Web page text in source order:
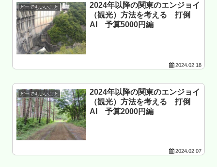
どーでもいいこと
2024年以降の関東のエンジョイ
（観光）方法を考える 打倒
AI 予算5000円編
2024.02.18
どーでもいいこと
2024年以降の関東のエンジョイ
（観光）方法を考える 打倒
AI 予算2000円編
2024.02.07